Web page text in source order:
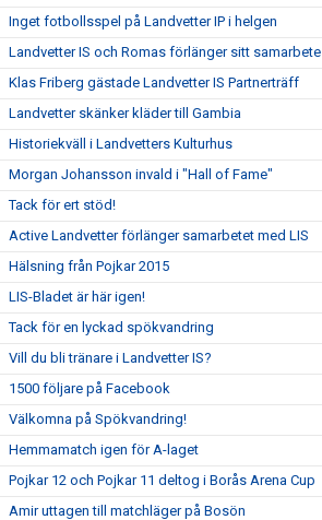
Inget fotbollsspel på Landvetter IP i helgen
Landvetter IS och Romas förlänger sitt samarbete
Klas Friberg gästade Landvetter IS Partnerträff
Landvetter skänker kläder till Gambia
Historiekväll i Landvetters Kulturhus
Morgan Johansson invald i "Hall of Fame"
Tack för ert stöd!
Active Landvetter förlänger samarbetet med LIS
Hälsning från Pojkar 2015
LIS-Bladet är här igen!
Tack för en lyckad spökvandring
Vill du bli tränare i Landvetter IS?
1500 följare på Facebook
Välkomna på Spökvandring!
Hemmamatch igen för A-laget
Pojkar 12 och Pojkar 11 deltog i Borås Arena Cup
Amir uttagen till matchläger på Bosön